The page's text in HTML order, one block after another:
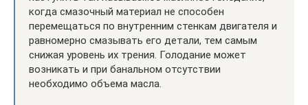
когда смазочный материал не способен
перемещаться по внутренним стенкам двигателя и
равномерно смазывать его детали, тем самым
снижая уровень их трения. Голодание может
возникать и при банальном отсутствии
необходимо объема масла.